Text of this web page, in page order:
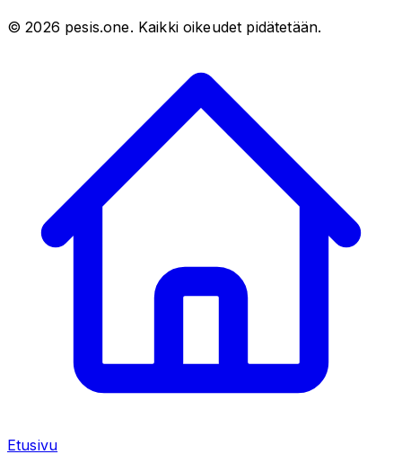
©2026 pesis.one. Kaikki oikeudet pidätetään.
Etusivu